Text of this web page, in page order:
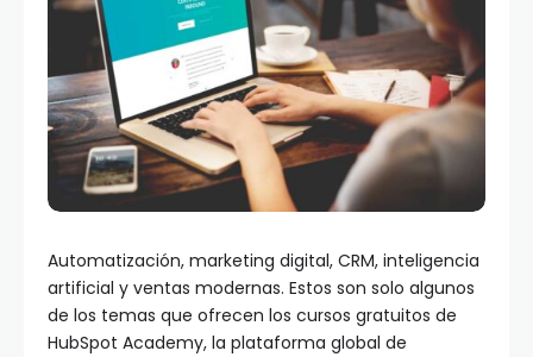
Automatización, marketing digital, CRM, inteligencia
artificial y ventas modernas. Estos son solo algunos
de los temas que ofrecen los cursos gratuitos de
HubSpot Academy, la plataforma global de